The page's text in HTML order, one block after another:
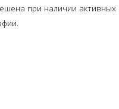
при наличии активных